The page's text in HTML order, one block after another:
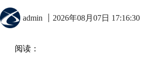
admin 2026年08月07日 17:16:30
阅读：